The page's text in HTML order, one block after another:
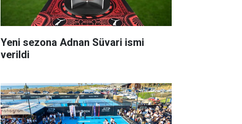
Yeni sezona Adnan Süvari ismi
verildi